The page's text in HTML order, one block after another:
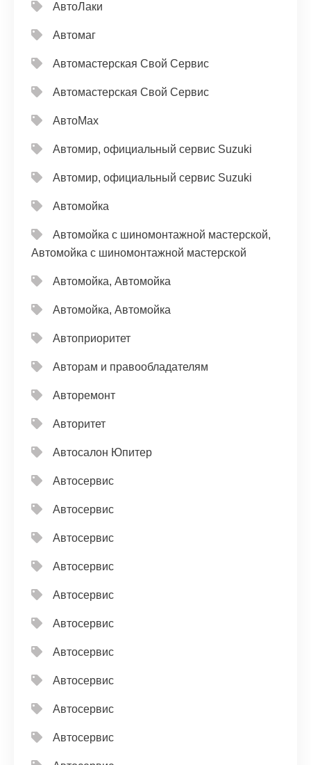
АвтоЛаки
Автомаг
Автомастерская Свой Сервис
Автомастерская Свой Сервис
АвтоМах
Автомир, официальный сервис Suzuki
Автомир, официальный сервис Suzuki
Автомойка
Автомойка с шиномонтажной мастерской,
Автомойка с шиномонтажной мастерской
Автомойка, Автомойка
Автомойка, Автомойка
Автоприоритет
Авторам и правообладателям
Авторемонт
Авторитет
Автосалон Юпитер
Автосервис
Автосервис
Автосервис
Автосервис
Автосервис
Автосервис
Автосервис
Автосервис
Автосервис
Автосервис